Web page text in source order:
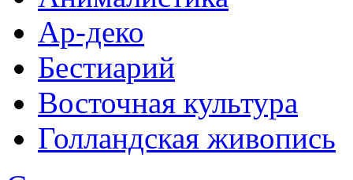
Ар-деко
Бестиарий
Восточная культура
Голландская живопись